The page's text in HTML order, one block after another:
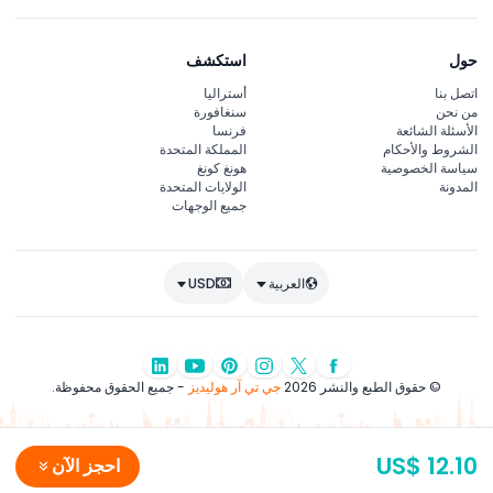
US$ 12.10 احجز الآن
حول
اتصل بنا
من نحن
الأسئلة الشائعة
الشروط والأحكام
سياسة الخصوصية
المدونة
استكشف
أستراليا
سنغافورة
فرنسا
المملكة المتحدة
هونغ كونغ
الولايات المتحدة
جميع الوجهات
العربية USD
© حقوق الطبع والنشر 2026 جي تي آر هوليديز - جميع الحقوق محفوظة.